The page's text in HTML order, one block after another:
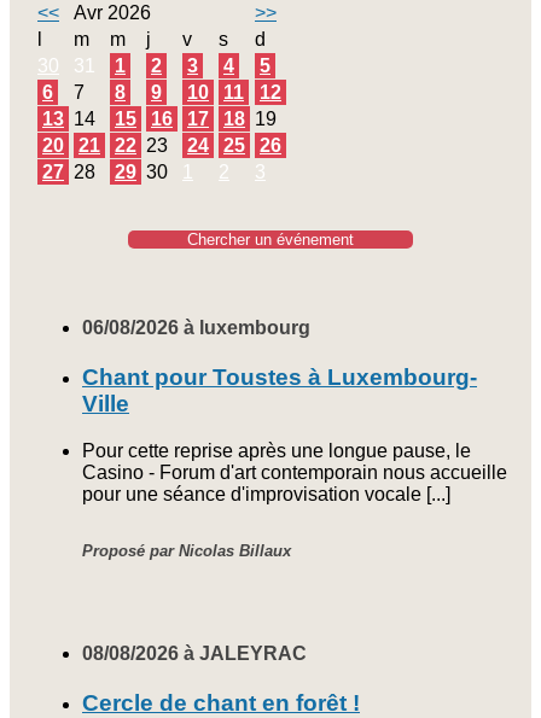
<< Avr 2026
>>
m m j v s
d
30
31 1 2 3 4
5
6
7 8 9 10 11
12
13 14 15 16 17 18 19
20
21 22 23 24 25
26
27 28 29 30 1 2 3
Chercher un événement
06/08/2026 à luxembourg
Chant pour Toustes à Luxembourg-
Ville
Pour cette reprise après une longue pause, le
Casino - Forum d'art contemporain nous accueille
pour une séance d'improvisation vocale [...]
Proposé par Nicolas Billaux
08/08/2026 à JALEYRAC
Cercle de chant en forêt !